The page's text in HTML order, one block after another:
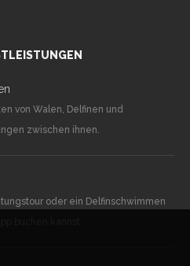
von Walen, Delfinen und
zwischen ihnen.
oder ein Delfinschwimmen